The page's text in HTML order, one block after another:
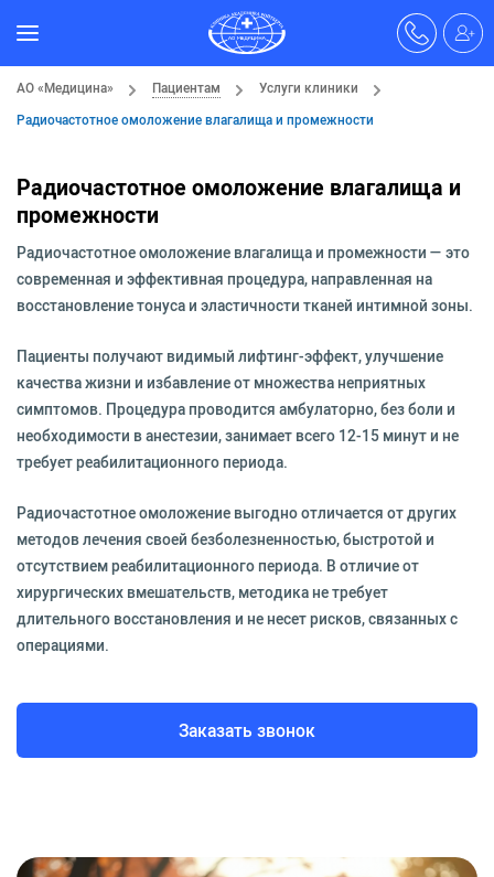
АО «Медицина» Пациентам
Услуги клиники
Радиочастотное омоложение влагалища и промежности
Радиочастотное омоложение влагалища и
промежности
Радиочастотное омоложение влагалища и промежности — это
современная и эффективная процедура, направленная на
восстановление тонуса и эластичности тканей интимной зоны.
Пациенты получают видимый лифтинг-эффект, улучшение
качества жизни и избавление от множества неприятных
симптомов. Процедура проводится амбулаторно, без боли и
необходимости в анестезии, занимает всего 12-15 минут и не
требует реабилитационного периода.
Радиочастотное омоложение выгодно отличается от других
методов лечения своей безболезненностью, быстротой и
отсутствием реабилитационного периода. В отличие от
хирургических вмешательств, методика не требует
длительного восстановления и не несет рисков, связанных с
операциями.
Заказать звонок